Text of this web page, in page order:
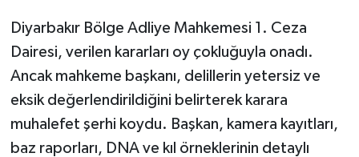
Diyarbakır Bölge Adliye Mahkemesi 1. Ceza
Dairesi, verilen kararları oy çokluğuyla onadı.
Ancak mahkeme başkanı, delillerin yetersiz ve
eksik değerlendirildiğini belirterek karara
muhalefet şerhi koydu. Başkan, kamera kayıtları,
baz raporları, DNA ve kıl örneklerinin detaylı